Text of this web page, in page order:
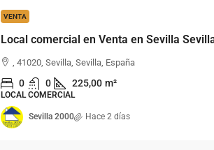
VENTA
Local comercial en Venta en Sevilla
, 41020, Sevilla, Sevilla, España
0 0 225,00 m²
LOCAL COMERCIAL
Sevilla 2000 Hace 2 días